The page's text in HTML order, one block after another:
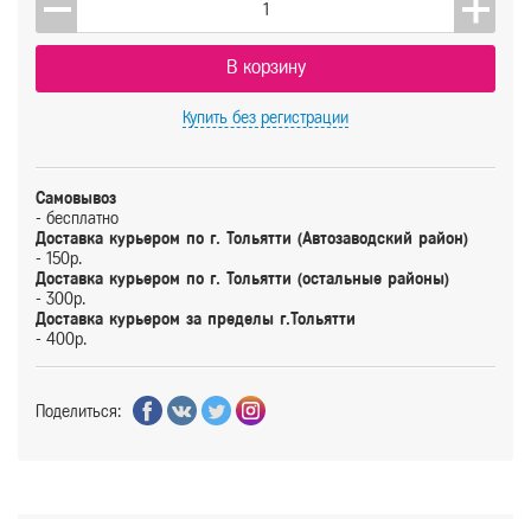
В корзину
Купить без регистрации
Самовывоз
- бесплатно
Доставка курьером по г. Тольятти (Автозаводский район)
- 150р.
Доставка курьером по г. Тольятти (остальные районы)
- 300р.
Доставка курьером за пределы г.Тольятти
- 400р.
Поделиться: